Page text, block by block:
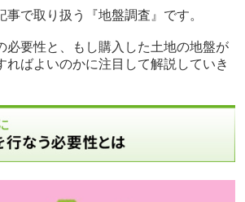
事で取り扱う『地盤調査』です。
必要性と、もし購入した土地の地盤が
ればよいのかに注目して解説していき